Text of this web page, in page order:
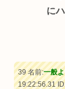
に
39 名前:一般
19:22:56.31